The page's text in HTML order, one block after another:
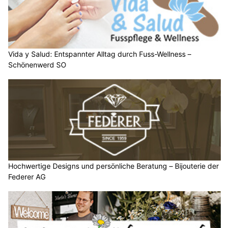
Vida y Salud: Entspannter Alltag durch Fuss-Wellness –
Schönenwerd SO
Hochwertige Designs und persönliche Beratung – Bijouterie der
Federer AG